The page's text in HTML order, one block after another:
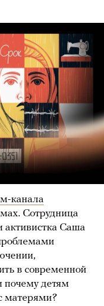
канала
Сотрудница
активистка Саша
в современной
почему детям
матерями?